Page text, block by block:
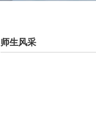
师生风采